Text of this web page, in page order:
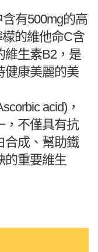
有500mg的高
的維他命C含
維生素B2，是
健康美麗的美
acid)，
，不僅具有抗
合成、幫助鐵
的重要維生